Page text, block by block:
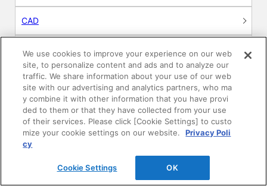
CAD
BIM用テクスチャー
図面（PDF）
申請関係認定書類
施工・取扱説明書
We use cookies to improve your experience on our web
site, to personalize content and ads and to analyze our
traffic. We share information about your use of our web
site with our advertising and analytics partners, who ma
y combine it with other information that you have provi
ded to them or that they have collected from your use
of their services. Please click [Cookie Settings] to custo
mize your cookie settings on our website.
Privacy Poli
cy
Cookie Settings OK